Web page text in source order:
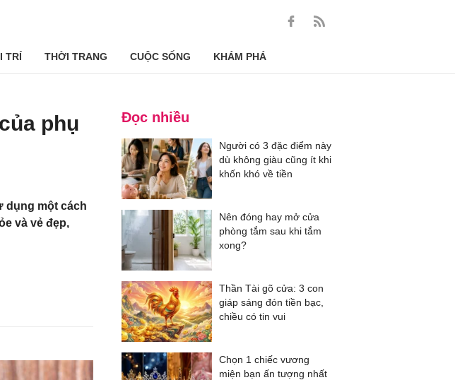
TRÍ THỜI TRANG CUỘC SỐNG KHÁM PHÁ
phụ
dụng một cách
và vẻ đẹp,
Đọc nhiều
Người có 3 đặc điểm này
dù không giàu cũng ít khi
khốn khó về tiền
Nên đóng hay mở cửa
phòng tắm sau khi tắm
xong?
Thần Tài gõ cửa: 3 con
giáp sáng đón tiền bạc,
chiều có tin vui
Chọn 1 chiếc vương
miện bạn ấn tượng nhất